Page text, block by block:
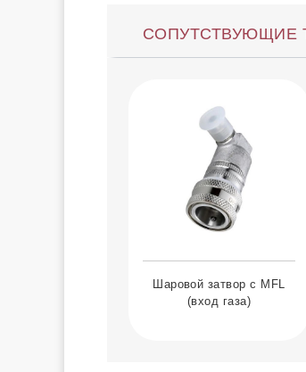
СОПУТСТВУЮЩИЕ
Шаровой затвор с MFL
(вход газа)